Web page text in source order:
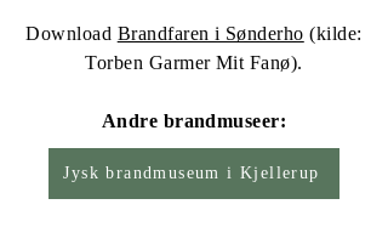
Download Brandfaren i Sønderho (kilde:
Torben Garmer Mit Fanø).
Andre brandmuseer:
Jysk brandmuseum i Kjellerup